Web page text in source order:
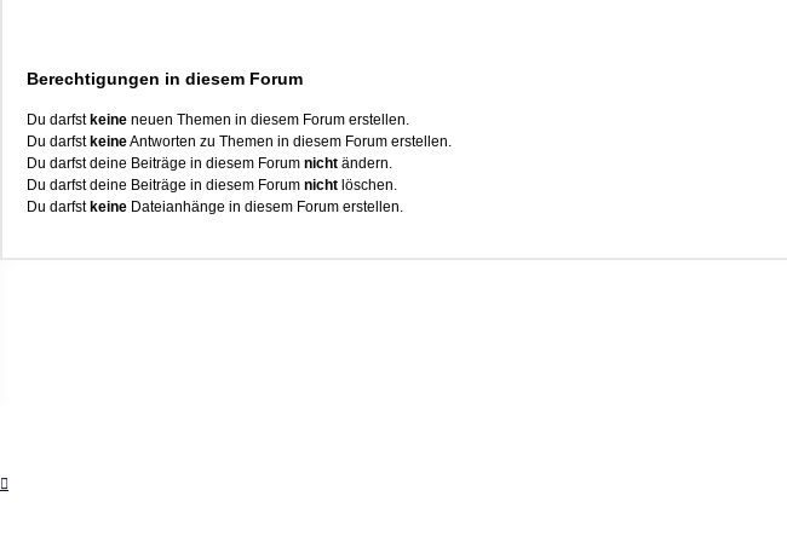
Berechtigungen in diesem Forum
Du darfstkeine neuen Themen in diesem Forum erstellen.
Du darfstkeineAntworten zu Themen in diesem Forum erstellen.
Du darfst deine Beiträge in diesem Forum nicht ändern.
Du darfst deine Beiträge in diesem Forum nicht löschen.
Du darfstkeine Dateianhänge in diesem Forum erstellen.